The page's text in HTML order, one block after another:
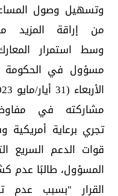
وتسهيل وصول
من إراقة المزيد
وسط استمرار
مسؤول في الحكومة
مشاركته في
تجري برعاية
قوات الدعم السريع
المسؤول، طالبًا عدم
القرار "بسبب عدم